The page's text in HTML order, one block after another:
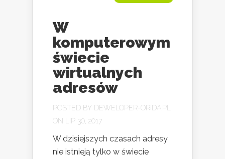
W
komputerowym
świecie
wirtualnych
adresów
POSTED BY DEWELOPER-ORIDA.PL
ON LIP 30, 2017
W dzisiejszych czasach adresy
nie istnieją tylko w świecie